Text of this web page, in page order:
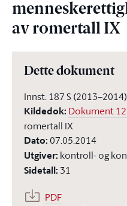
av romertall IX
Dette dokument
Innst. 187 S (2013–2014)
Kildedok: Dokument
romertall IX
Dato:07.05.2014
Utgiver: kontroll- og
Sidetall: 31
PDF